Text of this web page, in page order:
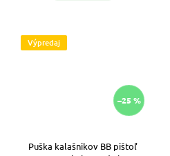
Výpredaj
–25 %
Puška kalašnikov BB pištoľ